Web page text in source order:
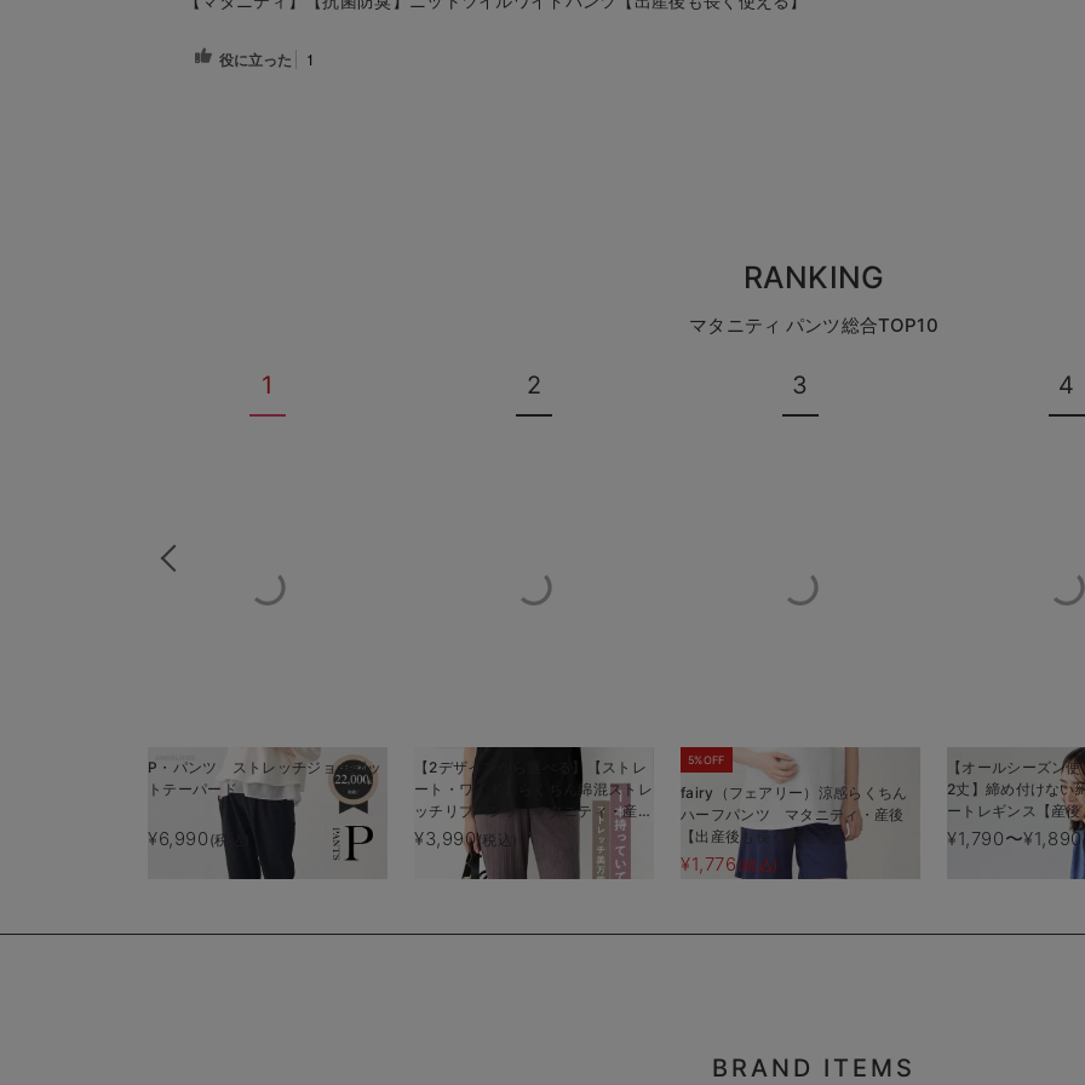
役に立った 1
RANKING
マタニティ パンツ総合TOP10
1
P・パンツ ストレッチジョーゼッ
トテーパード
¥6,990 (税込)
2
【2デザインから選べる】【ストレ
ート・ワイド】らくちん綿混ストレ
ッチリブパンツ マタニティ・産後
【出産後も長く使える】
¥3,990(税込)
3
5%OFF
fairy（フェアリー）涼感らくちん
ハーフパンツ マタニティ・産後
【出産後も長く使える】
¥1,776(税込)
4
【オールシーズン
2丈】締め付けない
ートレギンス【産
る】
¥1,790〜¥1,890
BRAND ITEMS